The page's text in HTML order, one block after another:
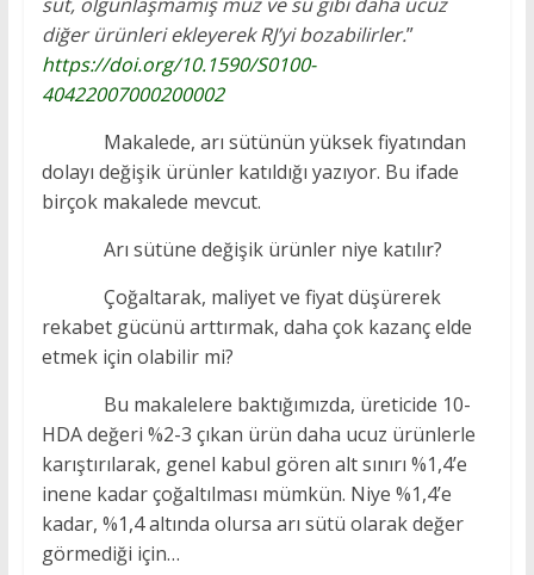
diğer ürünleri ekleyerek RJ’yi bozabilirler.”
https://doi.org/10.1590/S0100-
40422007000200002
Makalede, arı sütünün yüksek fiyatından
dolayı değişik ürünler katıldığı yazıyor. Bu ifade
birçok makalede mevcut.
Arı sütüne değişik ürünler niye katılır?
Çoğaltarak, maliyet ve fiyat düşürerek
rekabet gücünü arttırmak, daha çok kazanç elde
etmek için olabilir mi?
Bu makalelere baktığımızda, üreticide 10-
HDA değeri %2-3 çıkan ürün daha ucuz ürünlerle
karıştırılarak, genel kabul gören alt sınırı %1,4’e
inene kadar çoğaltılması mümkün. Niye %1,4’e
kadar, %1,4 altında olursa arı sütü olarak değer
görmediği için…